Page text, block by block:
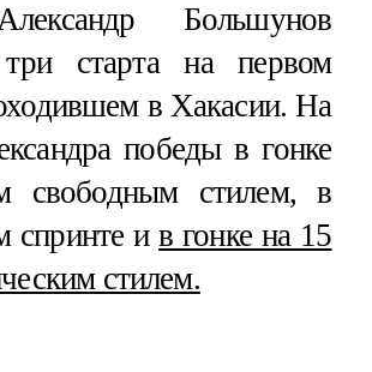
Большунов
старта на первом
в Хакасии. На
победы в гонке
свободным стилем, в
спринте ив гонке на 15
стилем.